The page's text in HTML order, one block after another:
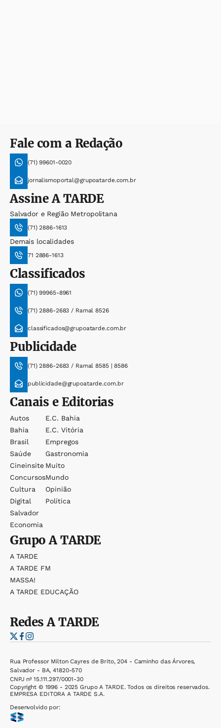
Fale com a Redação
(71) 99601-0020
jornalismoportal@grupoatarde.com.br
AssineA TARDE
Salvador e Região Metropolitana
(71) 2886-1613
Demais localidades
71 2886-1613
Classificados
(71) 99965-8961
(71) 2886-2683 / Ramal 8526
classificados@grupoatarde.com.br
Publicidade
(71) 2886-2683 / Ramal 8585 | 8586
publicidade@grupoatarde.com.br
Canais e Editorias
Autos
Bahia
Brasil
Saúde
Cineinsite
Concursos
Cultura
Digital
Salvador
Economia
E.c. Bahia
E.c. Vitória
Empregos
Gastronomia
Muito
Mundo
Opinião
Política
GrupoA TARDE
A TARDE
A TARDE FM
MASSA!
A TARDE EDUCAÇÃO
RedesA TARDE
Rua Professor Milton Cayres de Brito, 204 - Caminho das Árvores,
Salvador - BA, 41820-570
CNPJ nº 15.111.297/0001-30
Copyright © 1996 - 2025 Grupo A TARDE. Todos os direitos reservados.
EMPRESA EDITORA A TARDE S.A.
Desenvolvido por: